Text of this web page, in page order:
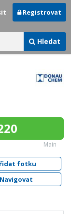
Hledat
Registrovat
Main
fotku